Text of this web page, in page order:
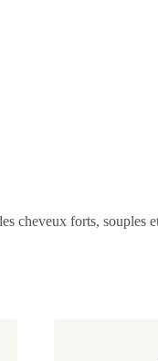
cheveux forts, souples